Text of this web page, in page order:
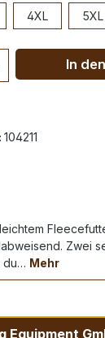
4XL 5XL
In
104211
Zwei
du… Mehr
Equipment